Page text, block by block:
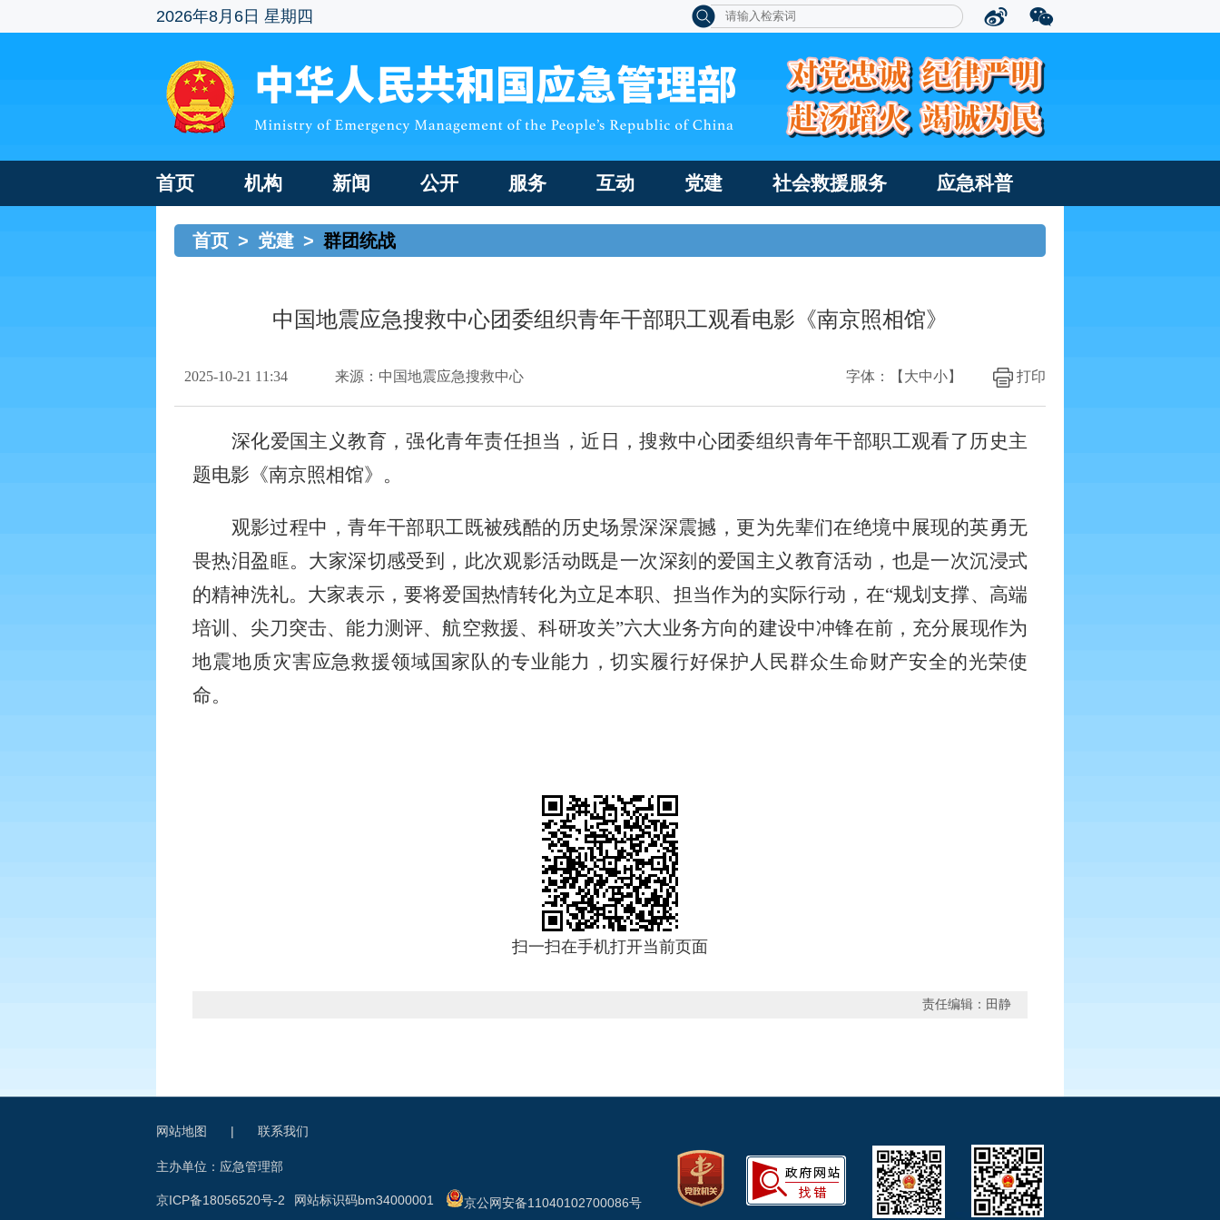
2026年8月6日 星期四
首页 机构 新闻 公开 服务 互动 党建 社会救援服务 应急科普
首页 > 党建 > 群团统战
中国地震应急搜救中心团委组织青年干部职工观看电影《南京照相馆》
2025-10-21 11:34 来源：中国地震应急搜救中心 打印
字体：【 大中小】
深化爱国主义教育，强化青年责任担当，近日，搜救中心团委组织青年干部职工观看了历史主
题电影《南京照相馆》。
观影过程中，青年干部职工既被残酷的历史场景深深震撼，更为先辈们在绝境中展现的英勇无
畏热泪盈眶。大家深切感受到，此次观影活动既是一次深刻的爱国主义教育活动，也是一次沉浸式
的精神洗礼。大家表示，要将爱国热情转化为立足本职、担当作为的实际行动，在“规划支撑、高端
培训、尖刀突击、能力测评、航空救援、科研攻关”六大业务方向的建设中冲锋在前，充分展现作为
地震地质灾害应急救援领域国家队的专业能力，切实履行好保护人民群众生命财产安全的光荣使
命。
扫一扫在手机打开当前页面
责任编辑：田静
网站地图 | 联系我们
主办单位：应急管理部
网站标识码bm34000001
京ICP备18056520号-2 京公网安备11040102700086号